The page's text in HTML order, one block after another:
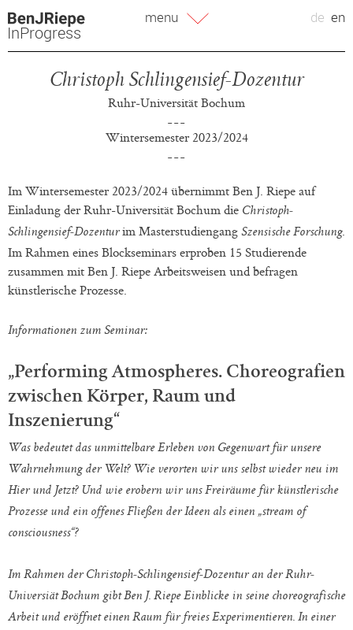
Zum
Inhalt
InProgress
de en
menu
Christoph Schlingensief-Dozentur
Ruhr-Universität Bochum
Wintersemester 2023/2024
Im Wintersemester 2023/2024 übernimmt Ben J. Riepe auf
Einladung der Ruhr-Universität Bochum die Christoph-
Schlingensief-Dozenturim Masterstudiengang Szensische Forschung.
Im Rahmen eines Blockseminars erproben 15 Studierende
zusammen mit Ben J. Riepe Arbeitsweisen und befragen
künstlerische Prozesse.
Informationen zum Seminar:
„Performing Atmospheres. Choreografien
zwischen Körper, Raum und
Inszenierung“
Was bedeutet das unmittelbare Erleben von Gegenwart für unsere
Wahrnehmung der Welt? Wie verorten wir uns selbst wieder neu im
Hier und Jetzt? Und wie erobern wir uns Freiräume für künstlerische
Prozesse und ein offenes Fließen der Ideen als einen „stream of
consciousness“?
Im Rahmen der Christoph-Schlingensief-Dozentur an der Ruhr-
Universiät Bochum gibt Ben J. Riepe Einblicke in seine choreografische
Arbeit und eröffnet einen Raum für freies Experimentieren. In einer